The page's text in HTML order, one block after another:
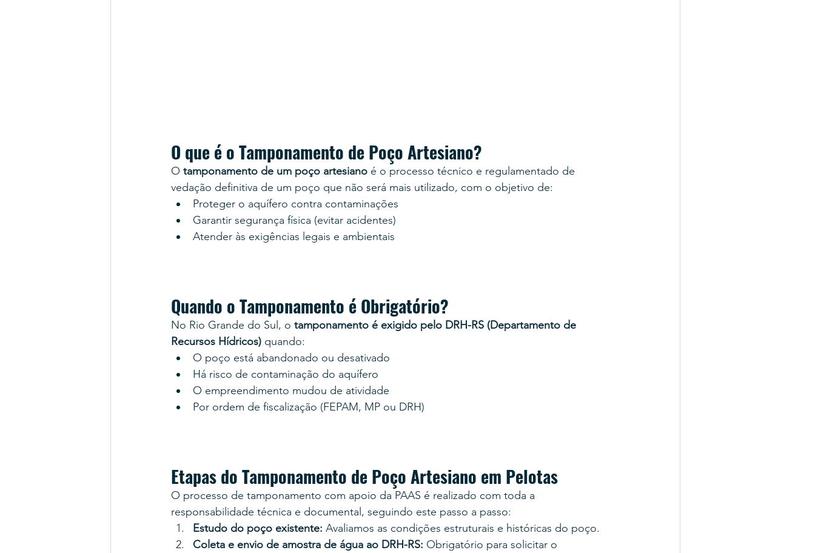
O que é o Tamponamento de Poço Artesiano?
O tamponamento de um poço artesiano é o processo técnico e regulamentado de
vedação definitiva de um poço que não será mais utilizado, com o objetivo de:
Proteger o aquífero contra contaminações
Garantir segurança física (evitar acidentes)
Atender às exigências legais e ambientais
Quando o Tamponamento é Obrigatório?
No Rio Grande do Sul, o tamponamento é exigido pelo DRH-RS (Departamento de
Recursos Hídricos) quando:
O poço está abandonado ou desativado
Há risco de contaminação do aquífero
O empreendimento mudou de atividade
Por ordem de fiscalização (FEPAM, MP ou DRH)
Etapas do Tamponamento de Poço Artesiano em Pelotas
O processo de tamponamento com apoio da PAAS é realizado com toda a
responsabilidade técnica e documental, seguindo este passo a passo:
Estudo do poço existente: Avaliamos as condições estruturais e históricas do poço.
Coleta e envio de amostra de água ao DRH-RS: Obrigatório para solicitar o